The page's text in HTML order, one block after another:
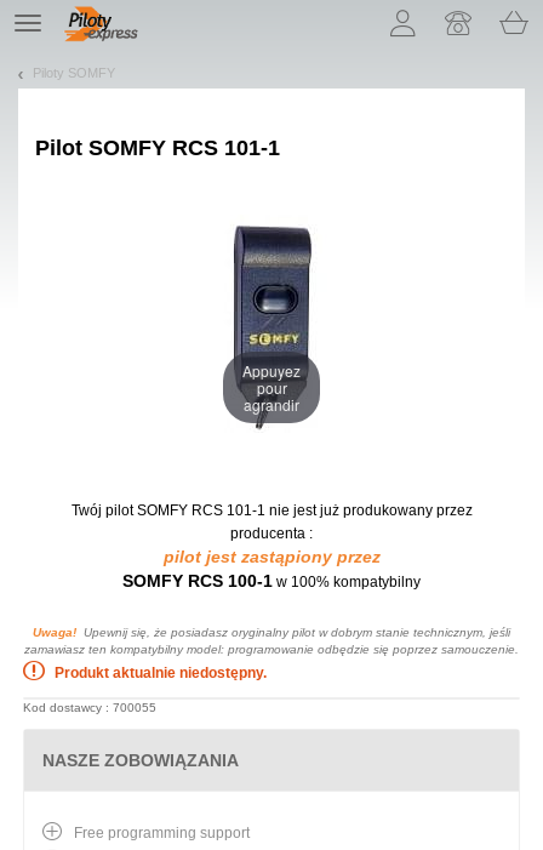
TE
navigation
Piloty SOMFY
Pilot SOMFY RCS 101-1
Appuyez
pour
agrandir
Twój pilot SOMFY RCS 101-1 nie jest już produkowany przez
producenta :
pilot jest zastąpiony przez
SOMFY RCS 100-1 w 100% kompatybilny
Uwaga! Upewnij się, że posiadasz oryginalny pilot w dobrym stanie technicznym, jeśli
zamawiasz ten kompatybilny model: programowanie odbędzie się poprzez samouczenie.
Produkt aktualnie niedostępny.
Kod dostawcy : 700055
NASZE ZOBOWIĄZANIA
Free programming support
Pozwól, że przedstawimy nasze ciasteczka!